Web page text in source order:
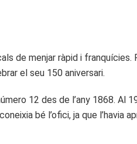
de menjar ràpid i franquícies.
el seu 150 aniversari.
12 des de l’any 1868.
bé l’ofici, ja que